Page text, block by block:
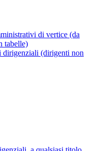
di vertice (da
tabelle)
(dirigenti non